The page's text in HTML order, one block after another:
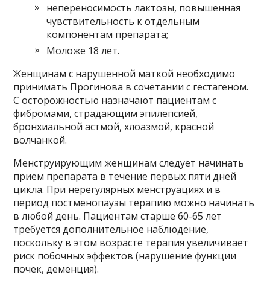
непереносимость лактозы, повышенная
чувствительность к отдельным
компонентам препарата;
Моложе 18 лет.
Женщинам с нарушенной маткой необходимо
принимать Прогинова в сочетании с гестагеном.
С осторожностью назначают пациентам с
фибромами, страдающим эпилепсией,
бронхиальной астмой, хлоазмой, красной
волчанкой.
Менструирующим женщинам следует начинать
прием препарата в течение первых пяти дней
цикла. При нерегулярных менструациях и в
период постменопаузы терапию можно начинать
в любой день. Пациентам старше 60-65 лет
требуется дополнительное наблюдение,
поскольку в этом возрасте терапия увеличивает
риск побочных эффектов (нарушение функции
почек, деменция).